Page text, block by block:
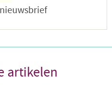
artikelen